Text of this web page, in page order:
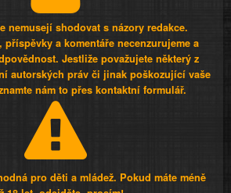
nemusejí shodovat s názory redakce.
příspěvky a komentáře necenzurujeme a
Jestliže považujete některý z
autorských práv či jinak poškozující vaše
nám to přes kontaktní formulář.
pro děti a mládež. Pokud máte méně